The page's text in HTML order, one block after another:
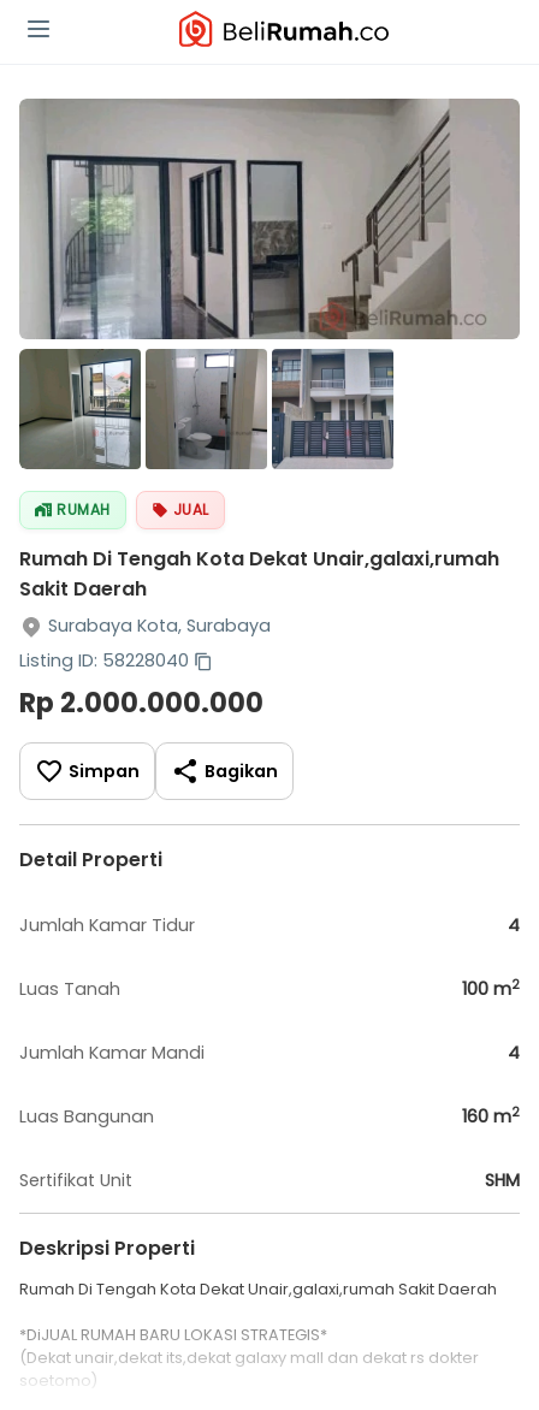
RUMAH JUAL
Rumah Di Tengah Kota Dekat Unair,galaxi,rumah
Sakit Daerah
Surabaya Kota, Surabaya
Listing ID: 58228040
Rp 2.000.000.000
Simpan Bagikan
Detail Properti
Jumlah Kamar Tidur 4
Luas Tanah 100 m2
Jumlah Kamar Mandi 4
Luas Bangunan 160 m2
Sertifikat Unit SHM
Deskripsi Properti
Rumah Di Tengah Kota Dekat Unair,galaxi,rumah Sakit Daerah
*DiJUAL RUMAH BARU LOKASI STRATEGIS*
(Dekat unair,dekat its,dekat galaxy mall dan dekat rs dokter
soetomo)